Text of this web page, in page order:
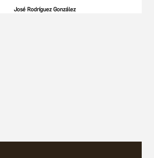
José Rodríguez González